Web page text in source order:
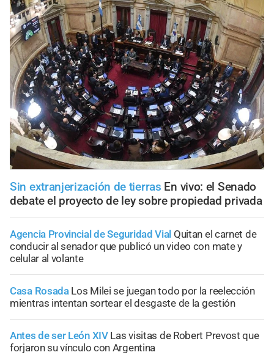
Sin extranjerización de tierras En vivo: el Senado
debate el proyecto de ley sobre propiedad privada
Agencia Provincial de Seguridad Vial Quitan el carnet de
conducir al senador que publicó un video con mate y
celular al volante
Casa Rosada Los Milei se juegan todo por la reelección
mientras intentan sortear el desgaste de la gestión
Antes de ser León XIV Las visitas de Robert Prevost que
forjaron su vínculo con Argentina